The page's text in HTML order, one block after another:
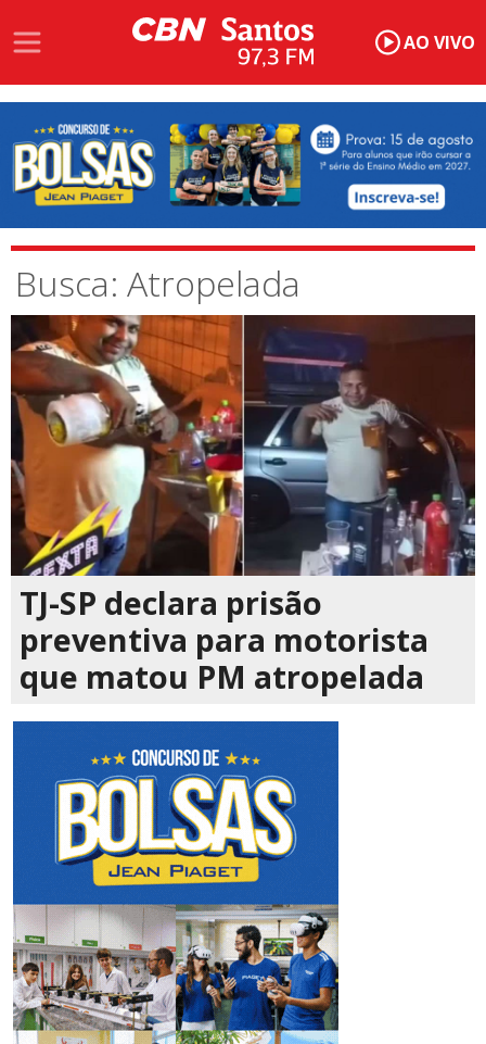
AO VIVO
Busca: Atropelada
TJ-SP declara prisão
preventiva para motorista
que matou PM atropelada